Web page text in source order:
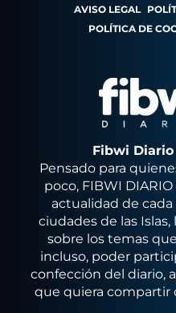
AVISO LEGAL
POLÍTICA DE
Fibwi
Pensado para
poco, FIBWI
actualidad de
ciudades de las
sobre los temas
incluso, poder
confección del diario,
que quiera compartir